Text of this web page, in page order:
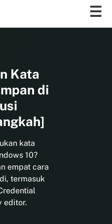
Kata
di
kata
10?
empat cara
termasuk
editor.